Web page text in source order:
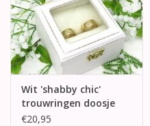
Wit 'shabby chic'
trouwringen doosje
€20,95